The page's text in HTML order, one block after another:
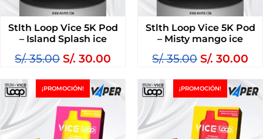
Stlth Loop Vice 5K Pod
– Island Splash ice
S/.35.00 S/. 30.00
Stlth Loop Vice 5K Pod
– Misty mango ice
S/.35.00 S/. 30.00
¡PROMOCIÓN! ¡PROMOCIÓN!